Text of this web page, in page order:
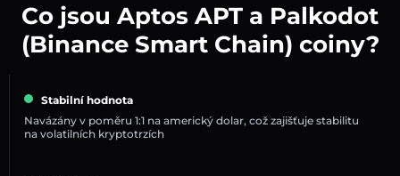
Co jsou Aptos APT a Palkodot
(Binance Smart Chain) coiny?
Stabilní hodnota
Navázány v poměru 1:1 na americký dolar, což zajišťuje stabilitu
na volatilních kryptotrzích